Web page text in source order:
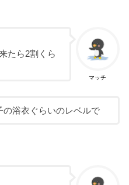
マッチ
たら2割くら
の浴衣ぐらいのレベルで